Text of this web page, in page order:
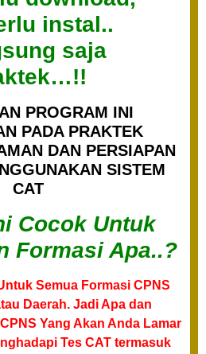
instal..
saja
PROGRAM INI
PADA PRAKTEK
DAN PERSIAPAN
SISTEM
CAT
Cocok Untuk
Formasi Apa..?
Semua Formasi CPNS
Daerah. Jadi Apa dan
Yang Akan Anda Lamar
Tes CAT termasuk